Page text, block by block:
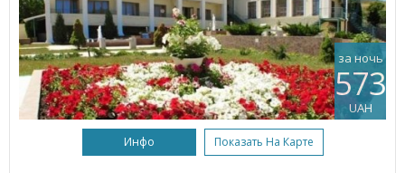
за ночь
573
UAH
Инфо Показать На Карте